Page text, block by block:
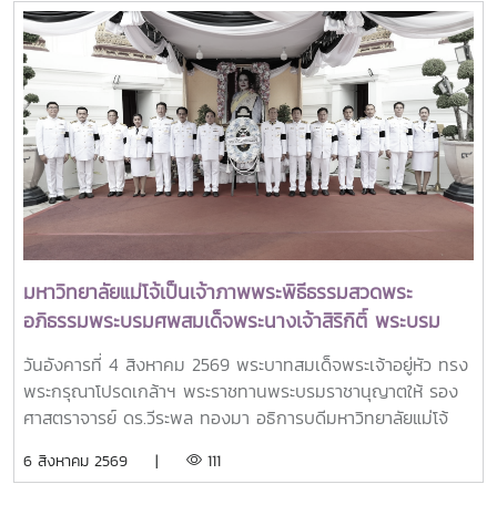
วิทยาศาสตร์ วิจัยและนวัตกรรม เป็นประธานเปิดงาน ณ โรงแรม
เซ็นทารา แกรนด์ แอท เซ็นทรัลพลาซ่าลาดพร้าว กทม.สำหรับ
การประชุม Thai University Presidential Forum 2026 มี
นายดนุพร ปุณณกันต์ ผู้ช่วยรัฐมนตรีประจำกระทรวง อว.
ทพญ.ศรีญาดา ปาลิมาพันธ์ ที่ปรึกษา รมว.อว. ศ.ดร.ศุภชัย
ปทุมนากุล ปลัดกระทรวง อว. ดร.พันธุ์เพิ่มศักดิ์ อารุณี รองปลัด
กระทรวง อว. นางศรินยา สาขากร ผู้ช่วยปลัดกระทรวง อว.
คณะผู้บริหารหน่วยงานในกระทรวง อว. Professor Tan Eng
Chye, President, National University of Singapore
Professor Yang Bin , Vice Chancellor, Tsinghua
University Council Professor Tan Eng Chye อธิการบดี
มหาวิทยาลัยแห่งชาติสิงคโปร์ Professor Yang Bin รองประธาน
สภามหาวิทยาลัยชิงหวา ตลอดจนประธานที่ประชุมอธิการบดี ทั้ง
4 แห่ง ได้แก่ ที่ประชุมอธิการบดีแห่งประเทศไทย (ทปอ.) ที่ประชุม
อธิการบดีมหาวิทยาลัยราชภัฏ (ทปอ.มรภ.) ที่ประชุมอธิการบดี
มหาวิทยาลัยเทคโนโลยีราชมงคล (ทปอ.มทร.) สมาคมสถาบัน
แลกเปลี่ยนประสบการณ์ด้าน Reinventing University ผ่าน
มหาวิทยาลัยแม่โจ้เป็นเจ้าภาพพระพิธีธรรมสวดพระ
อภิธรรมพระบรมศพสมเด็จพระนางเจ้าสิริกิติ์ พระบรม
ราชินีนาถ พระบรมราชชนนีพันปีหลวง พร้อมเข้ากราบ
ถวายบังคมพระศพ สมเด็จพระเจ้าลูกเธอ เจ้าฟ้าพัชรกิติยา
ภา นเรนทิราเทพยวดี กรมหลวงราชสาริณีสิริพัชร มหา
วันอังคารที่ 4 สิงหาคม 2569 พระบาทสมเด็จพระเจ้าอยู่หัว ทรง
พระกรุณาโปรดเกล้าฯ พระราชทานพระบรมราชานุญาตให้ รอง
ศาสตราจารย์ ดร.วีระพล ทองมา อธิการบดีมหาวิทยาลัยแม่โจ้
บุคลากร รวมจำนวน 25 คน เป็นเจ้าภาพพระพิธีธรรมสวดพระ
6 สิงหาคม 2569 | 111